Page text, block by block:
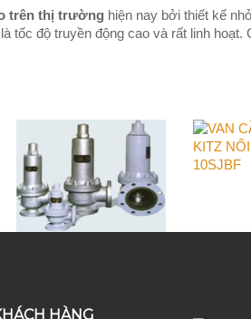
trên thị trường hiện nay bởi thiết kế
tốc độ truyền động cao và rất linh
HÀNG